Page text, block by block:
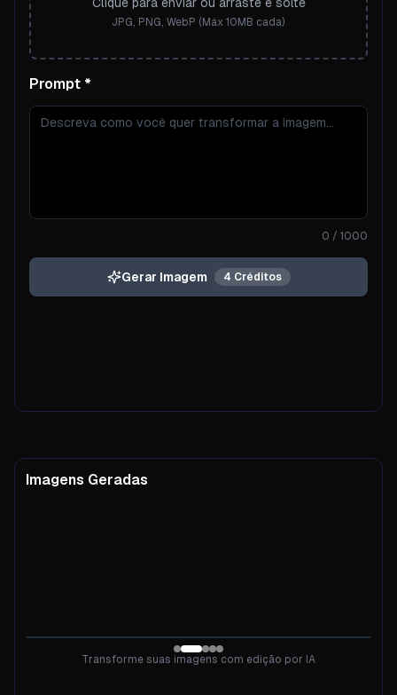
JPG, PNG, WebP (Máx 10MB cada)
Prompt
Prompt *
0 / 1000
Gerar Imagem 4 Créditos
Imagens Geradas
Imagens Geradas
Transforme suas imagens com edição por IA